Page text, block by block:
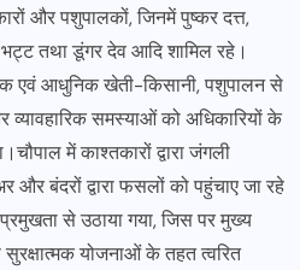
और पशुपालकों, जिनमें पुष्कर दत्त,
तथा डूंगर देव आदि शामिल रहे।
एवं आधुनिक खेती-किसानी, पशुपालन से
समस्याओं को अधिकारियों के
में काश्तकारों द्वारा जंगली
और बंदरों द्वारा फसलों को पहुंचाए जा रहे
प्रमुखता से उठाया गया, जिस पर मुख्य
सुरक्षात्मक योजनाओं के तहत त्वरित